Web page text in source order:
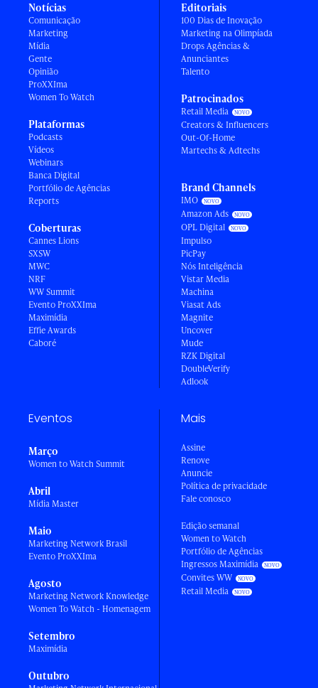
Notícias
Comunicação
Marketing
Mídia
Gente
Opinião
ProXXIma
Women To Watch
Plataformas
Podcasts
Vídeos
Webinars
Banca Digital
Portfólio de Agências
Reports
Coberturas
Cannes Lions
SXSW
MWC
NRF
WW Summit
Evento ProXXIma
Maximídia
Effie Awards
Caboré
Editoriais
100 Dias de Inovação
Marketing na Olimpíada
Drops Agências &
Anunciantes
Talento
Patrocinados
Retail Media
Creators & Influencers
Out-Of-Home
Martechs & Adtechs
Brand Channels
IMO
Amazon Ads
OPL Digital
Impulso
PicPay
Nós Inteligência
Vistar Media
Machina
Viasat Ads
Magnite
Uncover
Mude
RZK Digital
DoubleVerify
Adlook
Eventos
Março
Women to Watch Summit
Abril
Mídia Master
Maio
Marketing Network Brasil
Evento ProXXIma
Agosto
Marketing Network Knowledge
Women To Watch - Homenagem
Setembro
Maximídia
Outubro
Mais
Assine
Renove
Anuncie
Política de privacidade
Fale conosco
Edição semanal
Women to Watch
Portfólio de Agências
Ingressos Maximídia
Convites WW
Retail Media